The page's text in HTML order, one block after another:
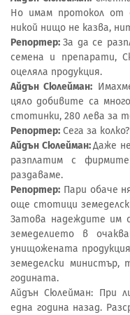
Но имам протокол от
никой нищо не казва,
Репортер:За да се
семена и препарати,
оцеляла продукция.
Айдън Сюлейман:
цяло добивите са
стотинки, 280 лева за
Репортер: Сега за колко?
Айдън Сюлейман:Даже
разплатим с
раздаваме.
Репортер: Пари обаче
още стотици
Затова надеждите им
земеделието в
унищожената
земеделски
годината.
Айдън Сюлейман: При
една година назад.